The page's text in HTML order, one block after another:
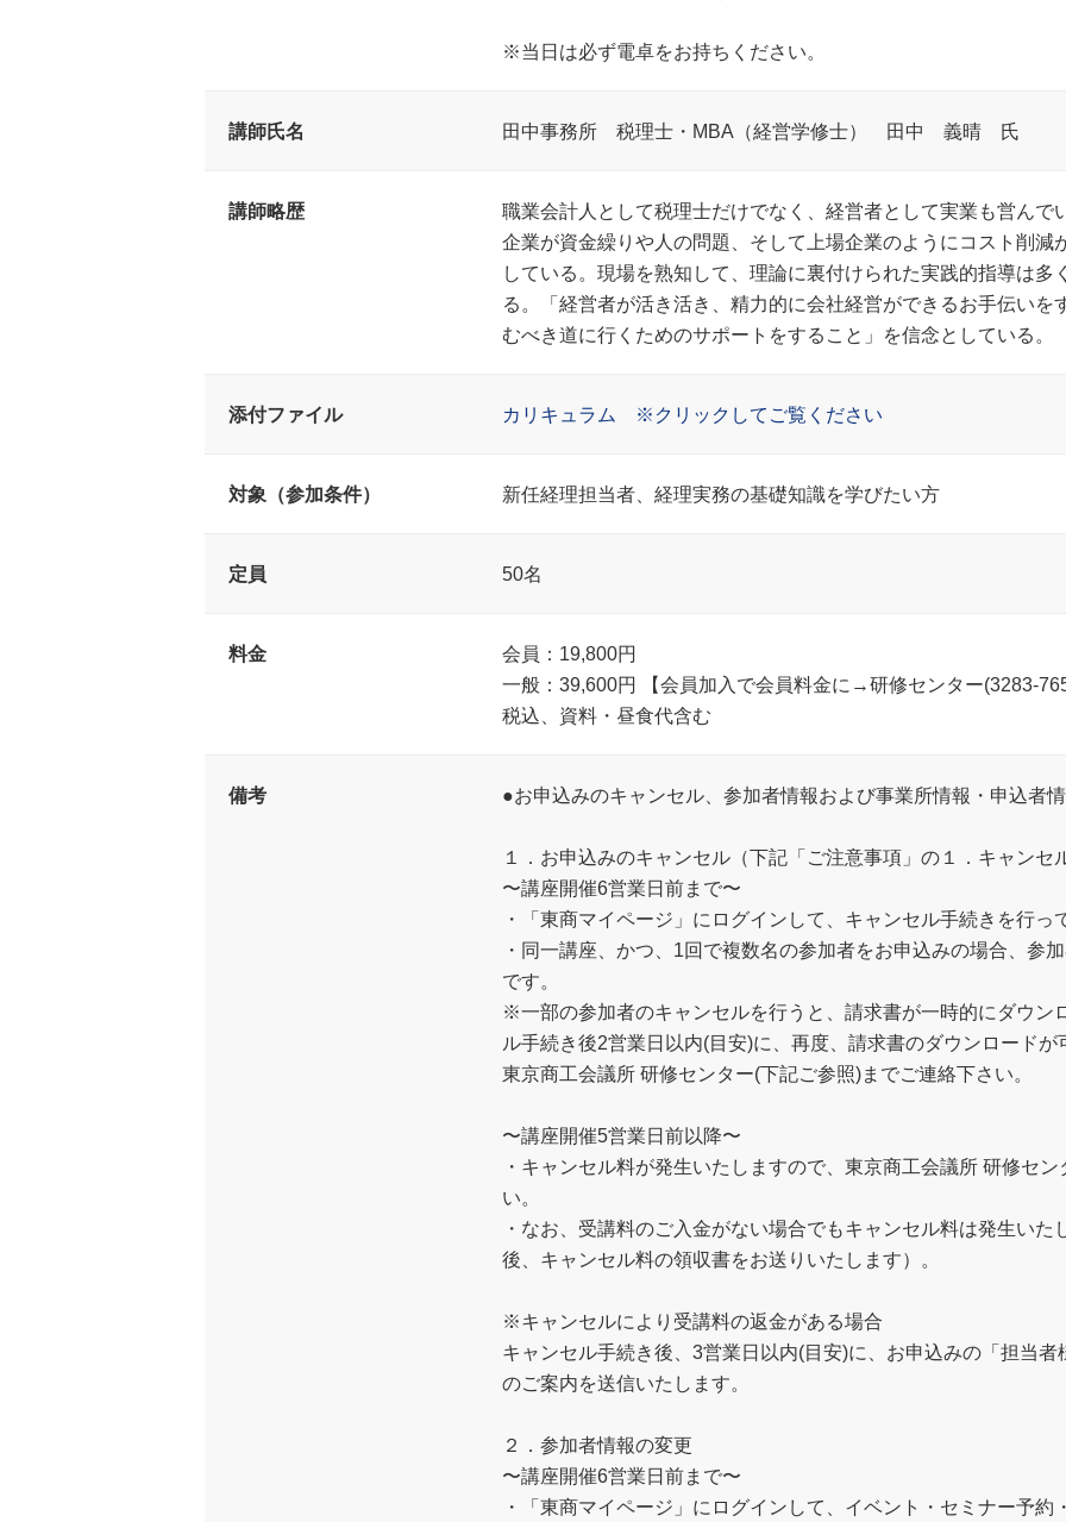
※当日は必ず電卓をお持ちください。
講師氏名 田中事務所 税理士・MBA（経営学修士） 田中 義晴 氏
講師略歴
職業会計人として税理士だけでなく、経営者として実業も営んで
企業が資金繰りや人の問題、そして上場企業のようにコスト削減
している。現場を熟知して、理論に裏付けられた実践的指導は多
る。「経営者が活き活き、精力的に会社経営ができるお手伝いを
むべき道に行くためのサポートをすること」を信念としている。
添付ファイル カリキュラム ※クリックしてご覧ください
対象（参加条件） 新任経理担当者、経理実務の基礎知識を学びたい方
定員 50名
料金
会員：19,800円
一般：39,600円 【会員加入で会員料金に→研修センター(3283-
税込、資料・昼食代含む
備考 ●お申込みのキャンセル、参加者情報および事業所情報・申込者
１．お申込みのキャンセル（下記「ご注意事項」の１．キャンセ
〜講座開催6営業日前まで〜
・「東商マイページ」にログインして、キャンセル手続きを行っ
・同一講座、かつ、1回で複数名の参加者をお申込みの場合、参
です。
※一部の参加者のキャンセルを行うと、請求書が一時的にダウン
ル手続き後2営業日以内(目安)に、再度、請求書のダウンロードが
東京商工会議所 研修センター(下記ご参照)までご連絡下さい。
〜講座開催5営業日前以降〜
・キャンセル料が発生いたしますので、東京商工会議所 研修セ
い。
・なお、受講料のご入金がない場合でもキャンセル料は発生い
後、キャンセル料の領収書をお送りいたします）。
※キャンセルにより受講料の返金がある場合
キャンセル手続き後、3営業日以内(目安)に、お申込みの「担当
のご案内を送信いたします。
２．参加者情報の変更
〜講座開催6営業日前まで〜
・「東商マイページ」にログインして、イベント・セミナー予